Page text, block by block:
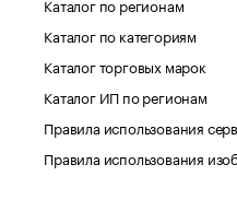
Каталог по категориям
Каталог торговых марок
Каталог ИП по регионам
Правила использования
Правила использования